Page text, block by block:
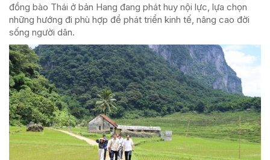
đồng bào Thái ở bản Hang đang phát huy nội lực, lựa chọn
những hướng đi phù hợp để phát triển kinh tế, nâng cao đời
sống người dân.